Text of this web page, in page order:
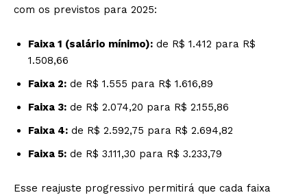
com os previstos para 2025:
Faixa 1 (salário mínimo): de R$ 1.412 para R$
1.508,66
Faixa 2: de R$ 1.555 para R$ 1.616,89
Faixa 3: de R$ 2.074,20 para R$ 2.155,86
Faixa 4: de R$ 2.592,75 para R$ 2.694,82
Faixa 5: de R$ 3.111,30 para R$ 3.233,79
Esse reajuste progressivo permitirá que cada faixa